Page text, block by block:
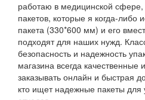
работаю в медицинской
пакетов, которые я когда-либо
пакета (330*600 мм) и его
подходят для наших нужд.
безопасность и надежность
магазина всегда
заказывать онлайн и быстрая
кто ищет надежные пакеты для